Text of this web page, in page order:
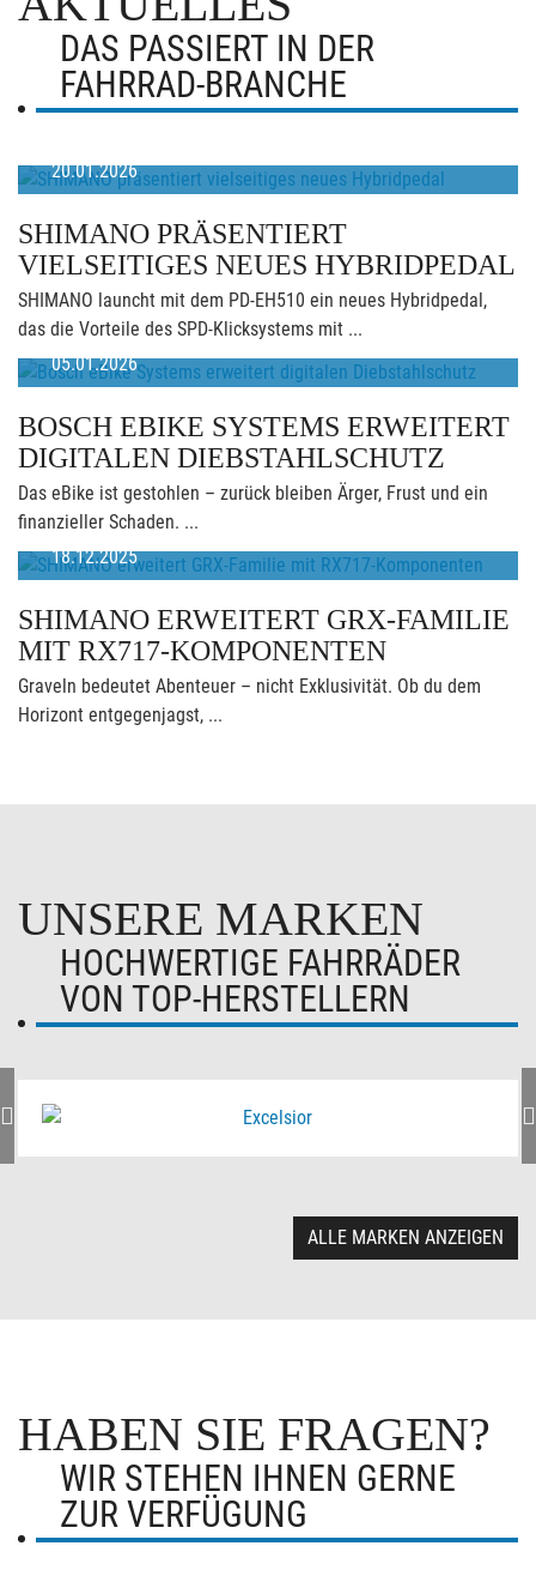
DAS PASSIERT IN DER
FAHRRAD-BRANCHE
20.01.2026
SHIMANO PRÄSENTIERT
VIELSEITIGES NEUES HYBRIDPEDAL
SHIMANO launcht mit dem PD-EH510 ein neues Hybridpedal,
das die Vorteile des SPD-Klicksystems mit ...
05.01.2026
BOSCH EBIKE SYSTEMS ERWEITERT
DIGITALEN DIEBSTAHLSCHUTZ
Das eBike ist gestohlen – zurück bleiben Ärger, Frust und ein
finanzieller Schaden. ...
18.12.2025
SHIMANO ERWEITERT GRX-FAMILIE
MIT RX717-KOMPONENTEN
Graveln bedeutet Abenteuer – nicht Exklusivität. Ob du dem
Horizont entgegenjagst, ...
UNSERE MARKEN
HOCHWERTIGE FAHRRÄDER
VON TOP-HERSTELLERN
ALLE MARKEN ANZEIGEN
HABEN SIE FRAGEN?
WIR STEHEN IHNEN GERNE
ZUR VERFÜGUNG